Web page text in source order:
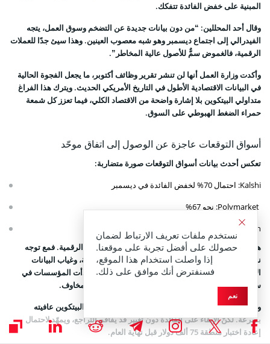
المبنية على خفض الفائدة تتفكك.
وقال أحد المحللين: “من دون بيانات جديدة عن التضخم وسوق العمل، يتجه
الفيدرالي إلى اجتماع ديسمبر وهو شبه معصوب العينين. وهذا سيئ جدًا للعملات
الرقمية، فالغموض سمٌّ للأصول عالية المخاطر”.
وأكدت وزارة العمل أنها لن تنشر تقرير وظائف أكتوبر، ما يجعل الفجوة الحالية
في البيانات الاقتصادية الأطول في التاريخ الأمريكي الحديث. ويترك هذا الفراغ
متداولي البيتكوين بلا إشارة واضحة من الاقتصاد الكلي، فيما تعزز كل شمعة
حمراء الضغط الهبوطي على السوق.
أسواق التوقعات عاجزة عن الوصول إلى اتفاق موحّد
تعكس أحدث بيانات أسواق التوقعات صورة متضاربة:
Kalshi: احتمال 70% لخفض الفائدة في ديسمبر
CME FedWatch: نحو 30% فقط
هذا التباين الواسع يشعل تقلبات حادة في سوق العملات الرقمية. فمع توجه
نماذج توقع سعر البيتكوين نحو مزيد من الإشارات السلبية، وغياب البيانات
الاقتصادية التي تساعد على فهم ردود الفعل المحتملة، بدأت المؤسسات في
سحب السيولة من السوق، ما يزيد قوة الهبوط ويعمّق المخاوف.
وإذا فاجأ الفيدرالي الأسواق بخفض للفائدة، فقد يستعيد البيتكوين عافيته
بسرعة. لكنّ الإبقاء على الفائدة دون تغيير قد يفاقم التراجع، ويمهّد لاحتمال
إعادة اختبار منطقة 75 ألف دولار قبل نهاية العام.
نستخدم ملفات تعريف الارتباط لضمان
حصولك على أفضل تجربة على موقعنا.
إذا واصلت استخدام هذا الموقع،
فسنفترض أنك موافق على ذلك.
نعم